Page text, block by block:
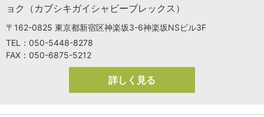
ョク（カブシキガイシャビーブレックス）
〒162-0825 東京都新宿区神楽坂3-6神楽坂NSビル3F
TEL：050-5448-8278
FAX：050-6875-5212
詳しく見る